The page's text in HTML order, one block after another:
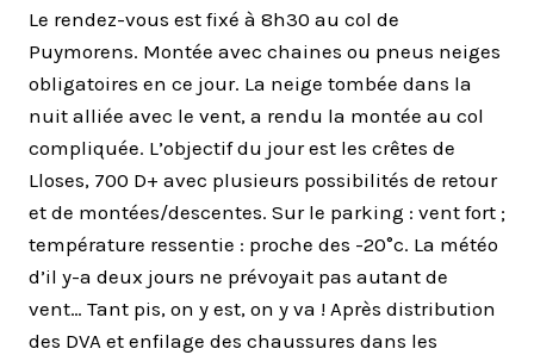
Le rendez-vous est fixé à 8h30 au col de
Puymorens. Montée avec chaines ou pneus neiges
obligatoires en ce jour. La neige tombée dans la
nuit alliée avec le vent, a rendu la montée au col
compliquée. L’objectif du jour est les crêtes de
Lloses, 700 D+ avec plusieurs possibilités de retour
et de montées/descentes. Sur le parking : vent fort ;
température ressentie : proche des -20°c. La météo
d’il y-a deux jours ne prévoyait pas autant de
vent… Tant pis, on y est, on y va ! Après distribution
des DVA et enfilage des chaussures dans les